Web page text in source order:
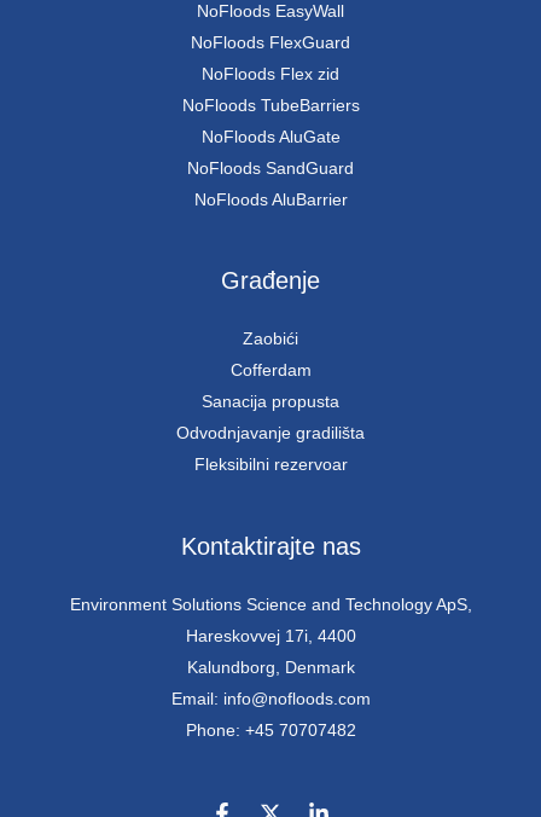
NoFloods EasyWall
NoFloods FlexGuard
NoFloods Flex zid
NoFloods TubeBarriers
NoFloods AluGate
NoFloods SandGuard
NoFloods AluBarrier
Građenje
Zaobići
Cofferdam
Sanacija propusta
Odvodnjavanje gradilišta
Fleksibilni rezervoar
Kontaktirajte nas
Environment Solutions Science and Technology ApS,
Hareskovvej 17i, 4400
Kalundborg, Denmark
Email: info@nofloods.com
Phone: +45 70707482